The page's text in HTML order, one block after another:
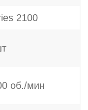
2100
об./мин